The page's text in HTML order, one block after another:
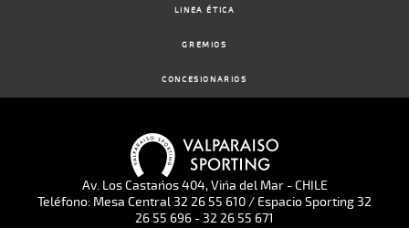
LINEA ÉTICA
GREMIOS
CONCESIONARIOS
Av. Los Castaños 404, Viña del Mar - CHILE
Teléfono: Mesa Central 32 26 55 610 / Espacio Sporting 32
26 55 696 - 32 26 55 671